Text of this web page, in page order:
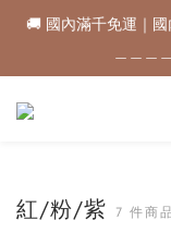
🚚 國內滿千免運｜
＿＿＿
🚚 國內滿千免運｜
＿＿＿
購物金折抵規範
＿＿＿
紅/粉/紫 7 件商品